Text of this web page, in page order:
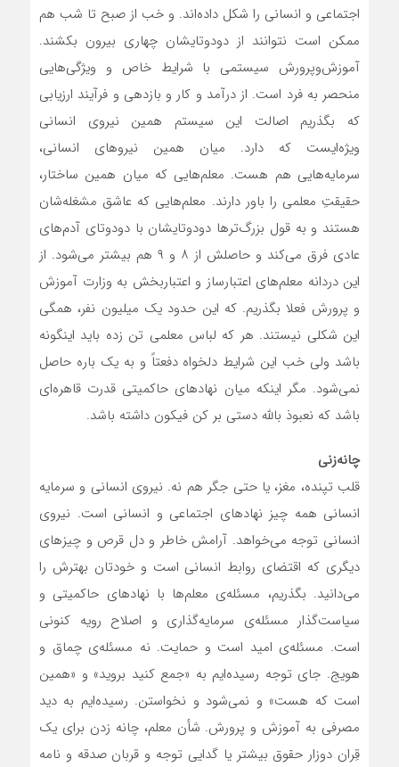
اجتماعی و انسانی را شکل داده‌اند. و خب از صبح تا شب هم
ممکن است نتوانند از دودوتایشان چهاری بیرون بکشند.
آموزش‌و‌پرورش سیستمی با شرایط خاص و ویژگی‌هایی
منحصر به فرد است. از درآمد و کار و بازدهی و فرآیند ارزیابی
که بگذریم اصالت این سیستم همین نیروی انسانی
ویژه‌ایست که دارد. میان همین نیروهای انسانی،
سرمایه‌هایی هم هست. معلم‌هایی که میان همین ساختار،
حقیقتِ معلمی را باور دارند. معلم‌هایی که عاشق مشغله‌شان
هستند و به قول بزرگ‌ترها دودوتایشان با دودوتای آدم‌های
عادی فرق می‌کند و حاصلش از ۸ و ۹ هم بیشتر می‌شود. از
این دردانه معلم‌های اعتبارساز و اعتباربخش به وزارت آموزش
و پرورش فعلا بگذریم. که این حدود یک میلیون نفر، همگی
این شکلی نیستند. هر که لباس معلمی تن زده باید اینگونه
باشد ولی خب این شرایط دلخواه دفعتاً و به یک باره حاصل
نمی‌شود. مگر اینکه میان نهادهای حاکمیتی قدرت قاهره‌ای
باشد که نعبوذ بالله دستی بر کن فیکون داشته باشد.
چانه‌زنی
قلب تپنده، مغز، یا حتی جگر هم نه. نیروی انسانی و سرمایه
انسانی همه چیز نهادهای اجتماعی و انسانی است. نیروی
انسانی توجه می‌خواهد. آرامش خاطر و دل قرص و چیزهای
دیگری که اقتضای روابط انسانی است و خودتان بهترش را
می‌دانید. بگذریم، مسئله‌ی معلم‌ها با نهادهای حاکمیتی و
سیاست‌گذار مسئله‌ی سرمایه‌گذاری و اصلاح رویه کنونی
است. مسئله‌ی امید است و حمایت. نه مسئله‌ی چماق و
هویج. جای توجه رسیده‌ایم به «جمع کنید بروید» و «همین
است که هست» و نمی‌شود و نخواستن. رسیده‌ایم به دید
مصرفی به آموزش و پرورش.‌ شأن معلم، چانه زدن برای یک
قِران دوزار حقوق بیشتر یا گدایی توجه و قربان صدقه و نامه